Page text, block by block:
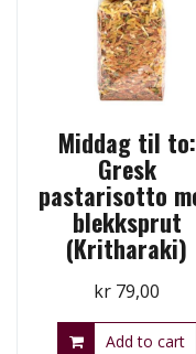
Middag til to:
Gresk
pastarisotto
blekksprut
(Kritharaki)
kr 79,00
Add to cart